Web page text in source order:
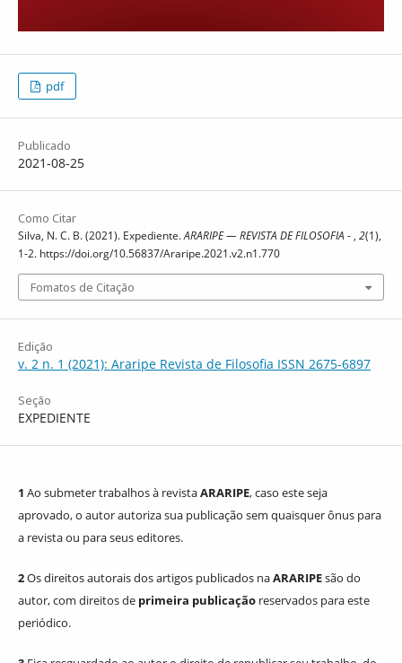
pdf
Publicado
2021-08-25
Como Citar
Silva, N. C. B. (2021). Expediente.ARARIPE — REVISTA DE FILOSOFIA - , 2(1),
1-2. https://doi.org/10.56837/Araripe.2021.v2.n1.770
Fomatos de Citação
Edição
v. 2 n. 1 (2021): Araripe Revista de Filosofia ISSN 2675-6897
Seção
EXPEDIENTE
1 Ao submeter trabalhos à revistaARARIPE, caso este seja
aprovado, o autor autoriza sua publicação sem quaisquer ônus para
a revista ou para seus editores.
2Os direitos autorais dos artigos publicados naARARIPEsão do
autor, com direitos de primeira publicação reservados para este
periódico.